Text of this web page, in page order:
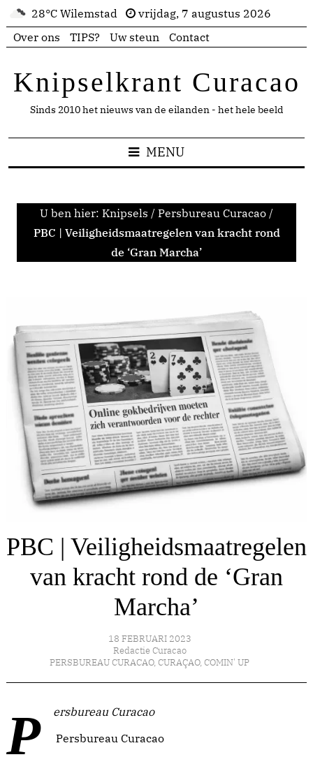
28°C Wilemstad
vrijdag, 7 augustus 2026
Over ons
TIPS? Uw steun Contact
Knipselkrant Curacao
Sinds 2010 het nieuws van de eilanden - het hele beeld
MENU
U ben hier: Knipsels / Persbureau Curacao /
PBC | Veiligheidsmaatregelen van kracht rond
de ‘Gran Marcha’
PBC | Veiligheidsmaatregelen
van kracht rond de ‘Gran
Marcha’
18 FEBRUARI 2023
Redactie Curacao
PERSBUREAU CURACAO, CURAÇAO, COMIN' UP
Persbureau Curacao
Persbureau Curacao